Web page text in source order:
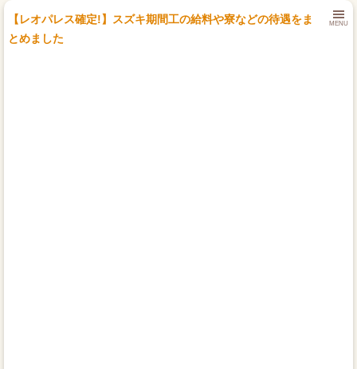
【レオパレス確定!】スズキ期間工の給料や寮などの待遇をま
とめました
MENU